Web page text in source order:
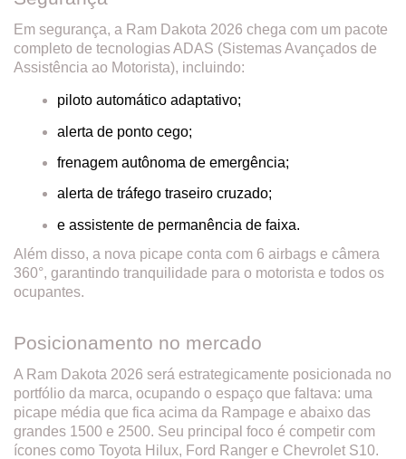
Em segurança, a Ram Dakota 2026 chega com um pacote
completo de tecnologias ADAS (Sistemas Avançados de
Assistência ao Motorista), incluindo:
piloto automático adaptativo;
alerta de ponto cego;
frenagem autônoma de emergência;
alerta de tráfego traseiro cruzado;
e assistente de permanência de faixa.
Além disso, a nova picape conta com 6 airbags e câmera
360°, garantindo tranquilidade para o motorista e todos os
ocupantes.
Posicionamento no mercado
A Ram Dakota 2026 será estrategicamente posicionada no
portfólio da marca, ocupando o espaço que faltava: uma
picape média que fica acima da Rampage e abaixo das
grandes 1500 e 2500. Seu principal foco é competir com
ícones como Toyota Hilux, Ford Ranger e Chevrolet S10.